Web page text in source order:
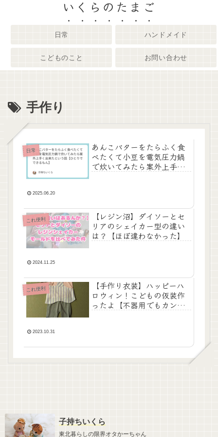
いくらのたまご
日常 ハンドメイド
こどものこと お問い合わせ
手作り
日常
あんこバターをたらふく食
べたくて小豆を電気圧力鍋
で炊いてみたら案外上手く
2025.06.20
これ便利
【レジン沼】ダイソーとセ
リアのシェイカー型の違い
は？【ほぼ違わなかった】
2024.11.25
これ便利
【手作り衣装】ハッピーハ
ロウィン！こどもの仮装作
ったよ【不器用でもカンタ
2023.10.31
子持ちいくら
東北暮らしの限界オタかーちゃん